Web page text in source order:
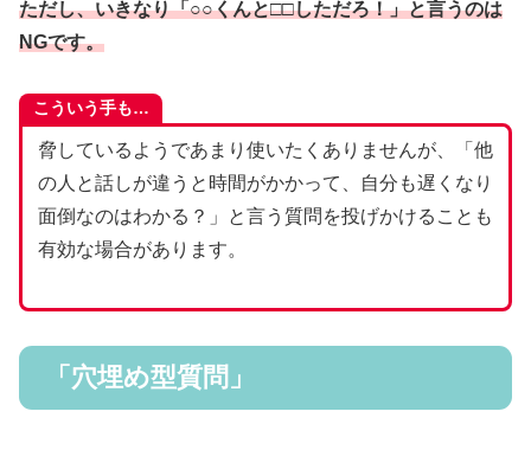
ただし、いきなり「○○くんと□□しただろ！」と言うのは
NGです。
こういう手も…
脅しているようであまり使いたくありませんが、「他
の人と話しが違うと時間がかかって、自分も遅くなり
面倒なのはわかる？」と言う質問を投げかけることも
有効な場合があります。
「穴埋め型質問」